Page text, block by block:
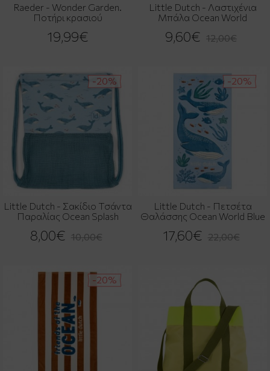
Raeder - Wonder Garden.
Ποτήρι κρασιού
19,99€
Little Dutch - Λαστιχένια
Μπάλα Ocean World
9,60€ 12,00€
-20%
Little Dutch - Σακίδιο Τσάντα
Παραλίας Ocean Splash
8,00€ 10,00€
-20%
Little Dutch - Πετσέτα
Θαλάσσης Ocean World Blue
17,60€ 22,00€
-20%